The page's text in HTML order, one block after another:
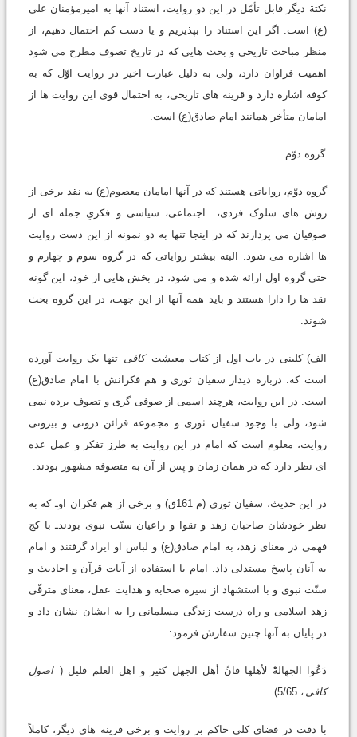
نکتة دیگر قابل تأمّل در این دو روایت، استناد آنها به امیرمؤمنان علی
(ع) است. اگر این استناد را بپذیریم و یا دست کم احتمال دهیم، از
منظر مباحث تاریخی و بحث هایی که در تاریخ تصوف مطرح می شود
اهمیت فراوان دارد، ولی به دلیل عبارت اخیر در روایت اوّل که به
کوفه اشاره دارد و قرینه های تاریخی، به احتمال قوی این روایت ها از
امامان متأخر همانند امام صادق(ع) است.
گروه دوّم
گروه دوّم، روایاتی هستند که در آنها امامان معصوم(ع) به نقد برخی از
روش های سلوک فردی، اجتماعی، سیاسی و فکریِ جمله ای از
صوفیان می پردازند که در اینجا تنها به دو نمونه از این دست روایت
ها اشاره می شود. البته بیشتر روایاتی که در گروه سوم و چهارم و
حتی گروه اول ارائه شده و می شود، در بخش هایی از خود، این گونه
نقد ها را دارا هستند و باید همه آنها از این جهت، در این گروه بحث
شوند:
الف) کلینی در باب اول از کتاب معیشتکافی تنها یک روایت آورده
است که: درباره دیدار سفیان ثوری و هم فکرانش با امام صادق(ع)
است. در این روایت، هرچند اسمی از صوفی گری و تصوف برده نمی
شود، ولی با وجود سفیان ثوری و مجموعه قرائن درونی و بیرونی
روایت، معلوم است که امام در این روایت به طرز تفکر و عمل عده
ای نظر دارد که در همان زمان و پس از آن به متصوفه مشهور بودند.
در این حدیث، سفیان ثوری (م 161ق) و برخی از هم فکران اوـ که به
نظر خودشان صاحبان زهد و تقوا و راعیان سنّت نبوی بودندـ با کج
فهمی در معنای زهد، به امام صادق(ع) و لباس او ایراد گرفتند و امام
به آنان پاسخ مستدلی داد. امام با استفاده از آیات قرآن و احادیث و
سنّت نبوی و با استشهاد از سیره صحابه و هدایت عقل، معنای مترقّی
زهد اسلامی و راه درست زندگی مسلمانی را به ایشان نشان داد و
در پایان به آنها چنین سفارش فرمود:
دَعُوا الجهالهْْ لأهلها فانّ أهل الجهل کثیر و اهل العلم قلیل ( اصول
کافی ، 5/65).
با دقت در فضای کلی حاکم بر روایت و برخی قرینه های دیگر، کاملاً